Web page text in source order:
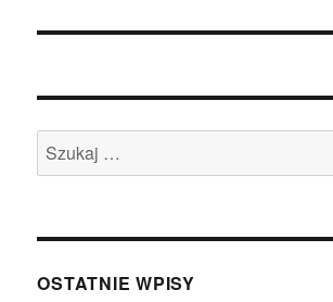
Szukaj:
OSTATNIE WPISY